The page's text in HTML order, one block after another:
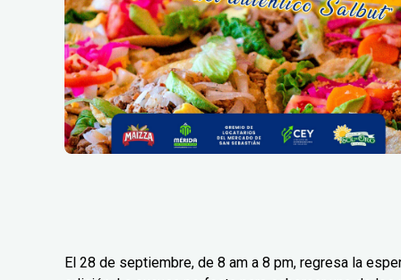
El 28 de septiembre, de 8 am a 8 pm, regresa la